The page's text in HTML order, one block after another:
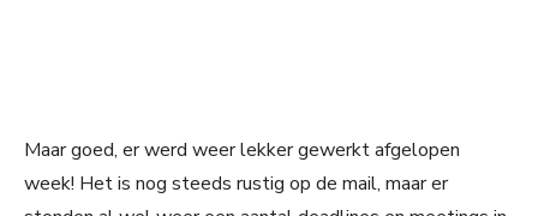
Maar goed, er werd weer lekker gewerkt afgelopen
week! Het is nog steeds rustig op de mail, maar er